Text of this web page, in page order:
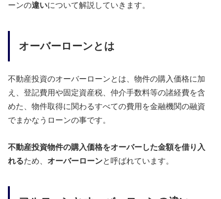
ーンの違いについて解説していきます。
オーバーローンとは
不動産投資のオーバーローンとは、物件の購入価格に加
え、登記費用や固定資産税、仲介手数料等の諸経費を含
めた、物件取得に関わるすべての費用を金融機関の融資
でまかなうローンの事です。
不動産投資物件の購入価格をオーバーした金額を借り入
れるため、 オーバーローンと呼ばれています。